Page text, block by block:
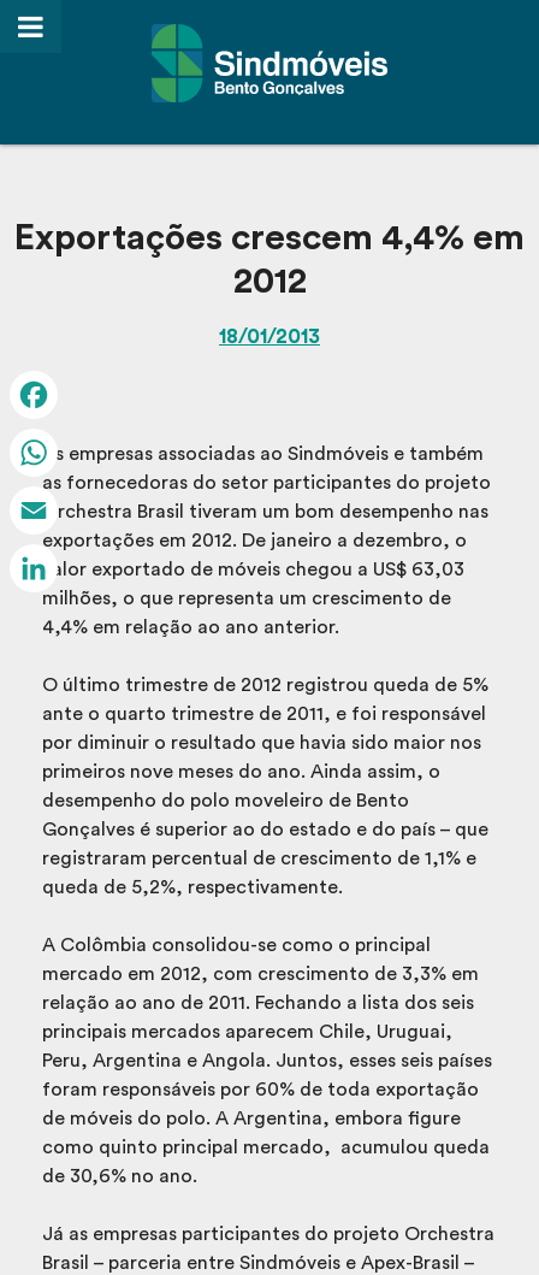
Exportações crescem 4,4% em
2012
18/01/2013
As empresas associadas ao Sindmóveis e também
as fornecedoras do setor participantes do projeto
Orchestra Brasil tiveram um bom desempenho nas
exportações em 2012. De janeiro a dezembro, o
valor exportado de móveis chegou a US$ 63,03
milhões, o que representa um crescimento de
4,4% em relação ao ano anterior.
O último trimestre de 2012 registrou queda de 5%
ante o quarto trimestre de 2011, e foi responsável
por diminuir o resultado que havia sido maior nos
primeiros nove meses do ano. Ainda assim, o
desempenho do polo moveleiro de Bento
Gonçalves é superior ao do estado e do país – que
registraram percentual de crescimento de 1,1% e
queda de 5,2%, respectivamente.
A Colômbia consolidou-se como o principal
mercado em 2012, com crescimento de 3,3% em
relação ao ano de 2011. Fechando a lista dos seis
principais mercados aparecem Chile, Uruguai,
Peru, Argentina e Angola. Juntos, esses seis países
foram responsáveis por 60% de toda exportação
de móveis do polo. A Argentina, embora figure
como quinto principal mercado, acumulou queda
de 30,6% no ano.
Já as empresas participantes do projeto Orchestra
Brasil – parceria entre Sindmóveis e Apex-Brasil –
Facebook
Email